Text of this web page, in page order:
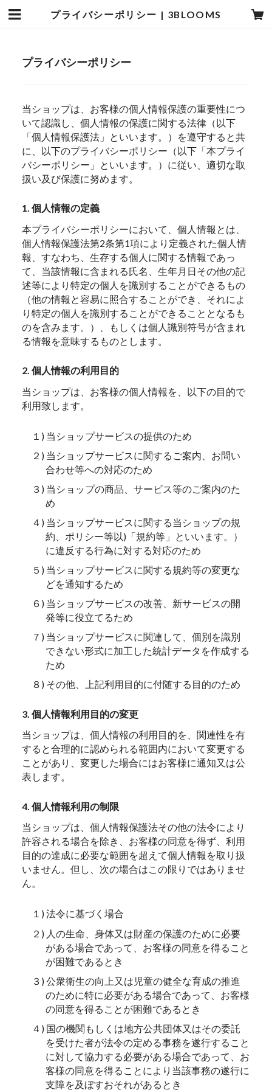
プライバシーポリシー | 3BLOOMS
プライバシーポリシー
当ショップは、お客様の個人情報保護の重要性につ
いて認識し、個人情報の保護に関する法律（以下
「個人情報保護法」といいます。）を遵守すると共
に、以下のプライバシーポリシー（以下「本プライ
バシーポリシー」といいます。）に従い、適切な取
扱い及び保護に努めます。
1. 個人情報の定義
本プライバシーポリシーにおいて、個人情報とは、
個人情報保護法第2条第1項により定義された個人情
報、すなわち、生存する個人に関する情報であっ
て、当該情報に含まれる氏名、生年月日その他の記
述等により特定の個人を識別することができるもの
（他の情報と容易に照合することができ、それによ
り特定の個人を識別することができることとなるも
のを含みます。）、もしくは個人識別符号が含まれ
る情報を意味するものとします。
2. 個人情報の利用目的
当ショップは、お客様の個人情報を、以下の目的で
利用致します。
１) 当ショップサービスの提供のため
２) 当ショップサービスに関するご案内、お問い
合わせ等への対応のため
３) 当ショップの商品、サービス等のご案内のた
め
４) 当ショップサービスに関する当ショップの規
約、ポリシー等以)「規約等」といいます。）
に違反する行為に対する対応のため
５) 当ショップサービスに関する規約等の変更な
どを通知するため
６) 当ショップサービスの改善、新サービスの開
発等に役立てるため
７) 当ショップサービスに関連して、個別を識別
できない形式に加工した統計データを作成する
ため
８) その他、上記利用目的に付随する目的のため
3. 個人情報利用目的の変更
当ショップは、個人情報の利用目的を、関連性を有
すると合理的に認められる範囲内において変更する
ことがあり、変更した場合にはお客様に通知又は公
表します。
4. 個人情報利用の制限
当ショップは、個人情報保護法その他の法令により
許容される場合を除き、お客様の同意を得ず、利用
目的の達成に必要な範囲を超えて個人情報を取り扱
いません。但し、次の場合はこの限りではありませ
ん。
１) 法令に基づく場合
２) 人の生命、身体又は財産の保護のために必要
がある場合であって、お客様の同意を得ること
が困難であるとき
３) 公衆衛生の向上又は児童の健全な育成の推進
のために特に必要がある場合であって、お客様
の同意を得ることが困難であるとき
４) 国の機関もしくは地方公共団体又はその委託
を受けた者が法令の定める事務を遂行すること
に対して協力する必要がある場合であって、お
客様の同意を得ることにより当該事務の遂行に
支障を及ぼすおそれがあるとき